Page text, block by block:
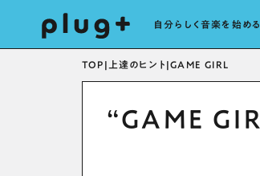
自分らしく音楽を始める
TOP | 上達のヒント |GAME GIRL
“GAME